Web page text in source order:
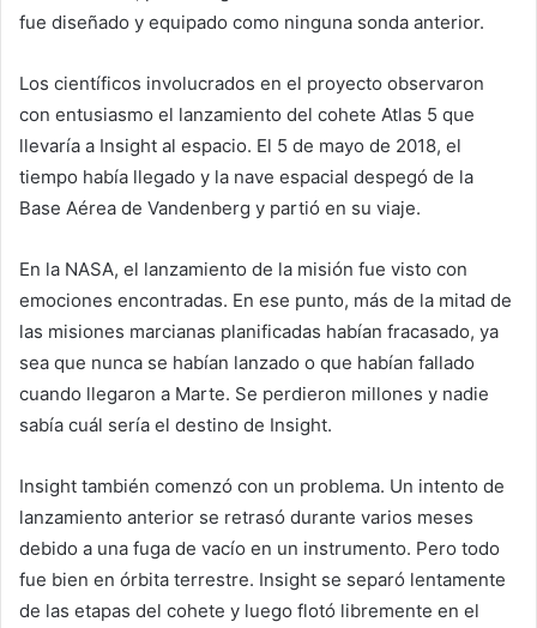
fue diseñado y equipado como ninguna sonda anterior.
Los científicos involucrados en el proyecto observaron
con entusiasmo el lanzamiento del cohete Atlas 5 que
llevaría a Insight al espacio. El 5 de mayo de 2018, el
tiempo había llegado y la nave espacial despegó de la
Base Aérea de Vandenberg y partió en su viaje.
En la NASA, el lanzamiento de la misión fue visto con
emociones encontradas. En ese punto, más de la mitad de
las misiones marcianas planificadas habían fracasado, ya
sea que nunca se habían lanzado o que habían fallado
cuando llegaron a Marte. Se perdieron millones y nadie
sabía cuál sería el destino de Insight.
Insight también comenzó con un problema. Un intento de
lanzamiento anterior se retrasó durante varios meses
debido a una fuga de vacío en un instrumento. Pero todo
fue bien en órbita terrestre. Insight se separó lentamente
de las etapas del cohete y luego flotó libremente en el